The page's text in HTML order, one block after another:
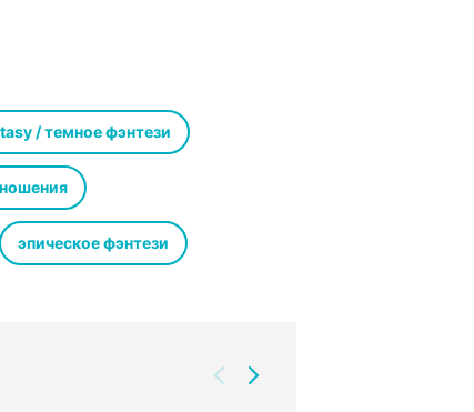
лиса-оборотень, чьи
самого дорогого
травы новых времен?
/ темное фэнтези
эпическое фэнтези